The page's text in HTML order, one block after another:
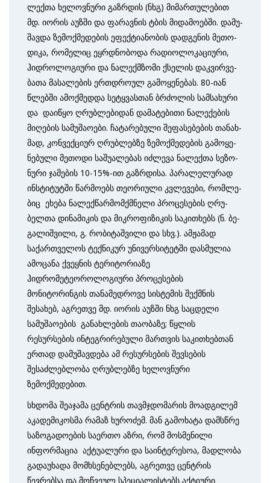
ლექ­თა ხე­ლოვ­ნუ­რი გაზრ­დის (ნხგ) მიმართულებით
მდ. იორ­ის აუზ­ში და ფა­რავ­ნის ტბის მიდამოებში. და­მუ­
შავ­და ზე­მოქ­მე­დე­ბის ეფ­ექ­ტიანო­ბის დად­გე­ნის მე­თო­
დი­კა, რო­მე­ლიც ეყრ­დნო­ბო­და რა­დი­ოლ­ოკ­აც­ი­უ­რი,
ჰიდ­რო­ლო­გი­უ­რი და ნა­ლექმ­ზო­მი ქსე­ლის დაკ­ვირ­ვე­
ბა­თა მა­სა­ლე­ბის ერ­თდრო­ულ გა­მო­ყე­ნე­ბას. 80-ია­ნ
წლე­ბში ამოქმედდა სეტ­ყვას­თან ბრძო­ლის სამ­სა­ხუ­რი
და დაიწყო ღრუბ­ლე­ბი­დან და­მა­ტე­ბი­თი ნა­ლე­ქე­ბის
მი­ღე­ბის სა­მუ­შა­ო­ებ­ი. ჩა­ტა­რე­ბუ­ლი შე­ფა­სე­ბე­ბის თა­ნახ­
მად, კონ­ვექ­ცი­ურ ღრუბ­ლებ­ზე ზე­მოქ­მე­დე­ბის გა­მო­ყე­
ნე­ბუ­ლი მე­თო­დი სა­შუ­ალ­ებ­ას იძ­ლე­ვა ნა­ლექ­თა სე­ზო­
ნუ­რი ჯა­მე­ბის 10-15%-ით გაზრ­დი­სა. პა­რა­ლე­ლუ­რად
ინ­სტი­ტუტ­ში წარ­მო­ებს თე­ორ­ი­უ­ლი კ­ვლე­ვე­ბი, რომ­ლე­
ბიც ეხ­ება ნა­ლექ­წარ­მომ­ქმნე­ლი პრო­ცე­სე­ბის ღრუ­
ბელ­თა დი­ნა­მი­კის და მიკ­რო­ფი­ზი­კის სა­კით­ხებს (ნ. ბე­
გა­ლიშ­ვი­ლი, გ. რო­ბი­ტაშ­ვი­ლი და სხვ.). ამჟამად
საქართველოს ტექნიკურ უნივერსიტეტში დასმულია
ამოცანა ქვეყნის ტერიტორიაზე
ჰიდრომეტეოროლოგიური პროცესების
მონიტორინგის თანამედროვე სისტემის შექმნის
შესახებ, აგრეთვე მდ. იორის აუზში ნხგ საცდელი
სამუშაოების განახლების თაობაზე; წყლის
რესურსების ინტეგრირებული მართვის საკითხებთან
ერთად დამუშავდება ამ რესურსების შევსების
შესაძლებლობა ღრუბლებზე ხელოვნური
ზემოქმედებით.
სხდომა შეაჯამა ცენტრის თავმჯდომარის მოადგილემ
აკადემიკოსმა რამაზ ხუროძემ. მან გამოხატა დამსწრე
საზოგადოების საერთო აზრი, რომ მოსმენილი
ინფორმაცია აქტუალური და საინტერესოა, მადლობა
გადაუხადა მომხსენებლებს, აგრეთვე ცენტრის
წევრებსა და მოწვეულ სპეციალისტებს აქტიური